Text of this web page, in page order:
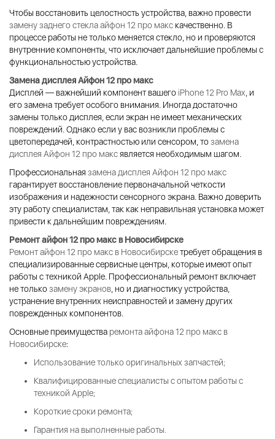
Чтобы восстановить целостность устройства, важно провести
замену заднего стекла айфон 12 про макскачественно. В
процессе работы не только меняется стекло, но и проверяются
внутренние компоненты, что исключает дальнейшие проблемы с
функциональностью устройства.
Замена дисплея Айфон 12 про макс
Дисплей — важнейший компонент вашегоiPhone 12 Pro Max , и
его замена требует особого внимания. Иногда достаточно
замены только дисплея, если экран не имеет механических
повреждений. Однако если у вас возникли проблемы с
цветопередачей, контрастностью или сенсором, тозамена
дисплея Айфон 12 про максявляется необходимым шагом.
Профессиональная замена дисплея Айфон 12 про макс
гарантирует восстановление первоначальной четкости
изображения и надежности сенсорного экрана. Важно доверить
эту работу специалистам, так как неправильная установка может
привести к дальнейшим повреждениям.
Ремонт айфон 12 про макс в Новосибирске
Ремонт айфон 12 про макс в Новосибирскетребует обращения в
специализированные сервисные центры, которые имеют опыт
работы с техникой Apple. Профессиональный ремонт включает
не толькозамену экранов , но и диагностику устройства,
устранение внутренних неисправностей и замену других
поврежденных компонентов.
Основные преимущества ремонта айфона 12 про макс в
Новосибирске:
Использование только оригинальных запчастей;
Квалифицированные специалисты с опытом работы с
техникой Apple;
Короткие сроки ремонта;
Гарантия на выполненные работы.